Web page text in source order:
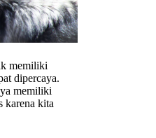
memiliki
dipercaya.
memiliki
karena kita